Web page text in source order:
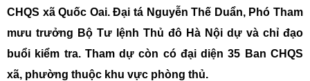
CHQS xã Quốc Oai. Đại tá Nguyễn Thế Duẩn, Phó Tham
mưu trưởng Bộ Tư lệnh Thủ đô Hà Nội dự và chỉ đạo
buổi kiểm tra. Tham dự còn có đại diện 35 Ban CHQS
xã, phường thuộc khu vực phòng thủ.